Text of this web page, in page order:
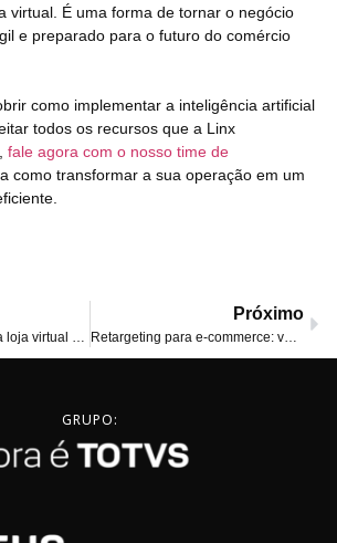
virtual. É uma forma de tornar o negócio
e preparado para o futuro do comércio
como implementar a inteligência artificial
todos os recursos que a Linx
fale agora com o nosso time de
como transformar a sua operação em um
Próximo
Retargeting para e-commerce: veja como usar essa estratégia!
GRUPO: